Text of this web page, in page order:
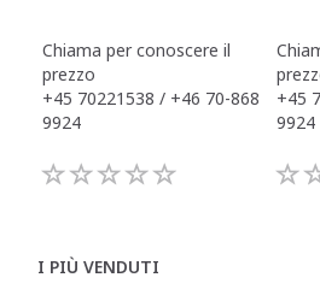
Chiama per conoscere il
prezzo
+45 70221538 / +46 70-868
9924
+45
9924
I PIÙ VENDUTI